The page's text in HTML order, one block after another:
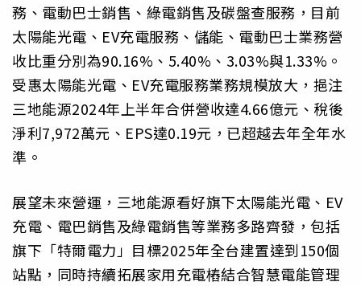
務、電動巴士銷售、綠電銷售及碳盤查服務，目前
太陽能光電、EV充電服務、儲能、電動巴士業務營
收比重分別為90.16%、5.40%、3.03%與1.33%。
受惠太陽能光電、EV充電服務業務規模放大，挹注
三地能源2024年上半年合併營收達4.66億元、稅後
淨利7,972萬元、EPS達0.19元，已超越去年全年水
準。
展望未來營運，三地能源看好旗下太陽能光電、EV
充電、電巴銷售及綠電銷售等業務多路齊發，包括
旗下「特爾電力」目標2025年全台建置達到150個
站點，同時持續拓展家用充電樁結合智慧電能管理